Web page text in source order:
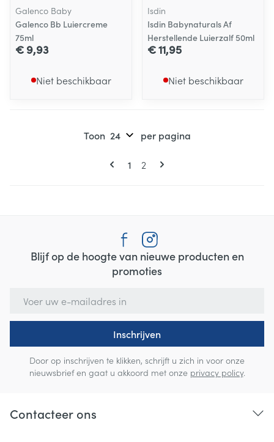
Galenco Baby
Galenco Bb Luiercreme
75ml
€ 9,93
Niet beschikbaar
Isdin
Isdin Babynaturals Af
Herstellende Luierzalf 50ml
€ 11,95
Niet beschikbaar
Pagina's
U lees momenteel pagina
1 Pagina
2
Toon per pagina
Blijf op de hoogte van nieuwe producten en
promoties
Inschrijven
Door op inschrijven te klikken, schrijft u zich in voor onze
nieuwsbrief en gaat u akkoord met onze privacy policy.
Contacteer ons